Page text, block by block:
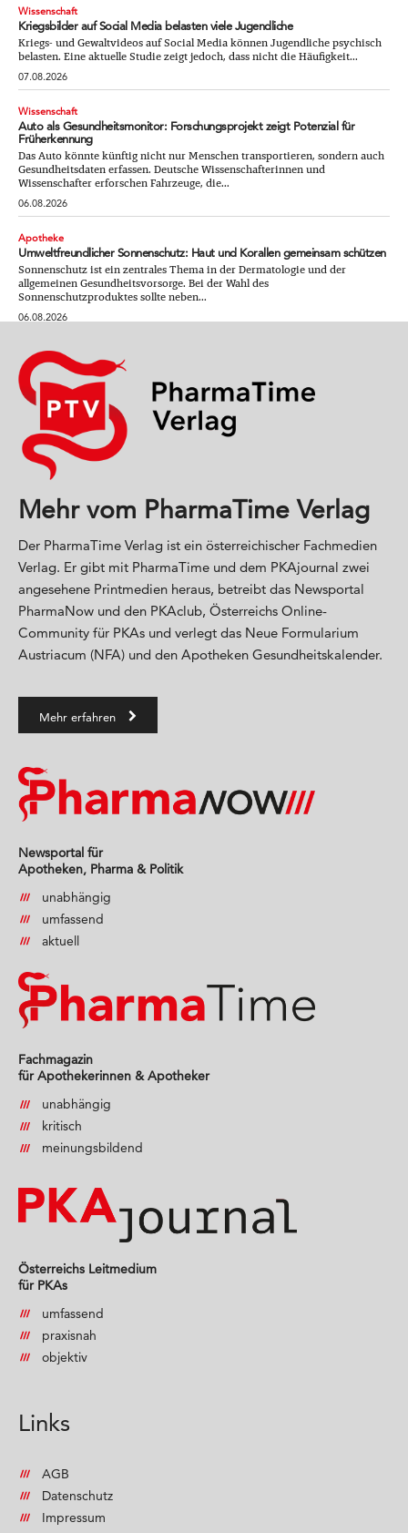
Wissenschaft
Kriegsbilder auf Social Media belasten viele Jugendliche
Kriegs- und Gewaltvideos auf Social Media können Jugendliche psychisch
belasten. Eine aktuelle Studie zeigt jedoch, dass nicht die Häufigkeit...
07.08.2026
Wissenschaft
Auto als Gesundheitsmonitor: Forschungsprojekt zeigt Potenzial für
Früherkennung
Das Auto könnte künftig nicht nur Menschen transportieren, sondern auch
Gesundheitsdaten erfassen. Deutsche Wissenschafterinnen und
Wissenschafter erforschen Fahrzeuge, die...
06.08.2026
Apotheke
Umweltfreundlicher Sonnenschutz: Haut und Korallen gemeinsam schützen
Sonnenschutz ist ein zentrales Thema in der Dermatologie und der
allgemeinen Gesundheitsvorsorge. Bei der Wahl des
Sonnenschutzproduktes sollte neben...
06.08.2026
Mehr vom PharmaTime Verlag
Der PharmaTime Verlag ist ein österreichischer Fachmedien
Verlag. Er gibt mit PharmaTime und dem PKAjournal zwei
angesehene Printmedien heraus, betreibt das Newsportal
PharmaNow und den PKAclub, Österreichs Online-
Community für PKAs und verlegt das Neue Formularium
Austriacum (NFA) und den Apotheken Gesundheitskalender.
Mehr erfahren
Newsportal für
Apotheken, Pharma & Politik
unabhängig
umfassend
aktuell
Fachmagazin
für Apothekerinnen & Apotheker
unabhängig
kritisch
meinungsbildend
Österreichs Leitmedium
für PKAs
umfassend
praxisnah
objektiv
Links
AGB
Datenschutz
Impressum